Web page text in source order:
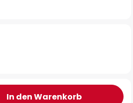
In den Warenkorb